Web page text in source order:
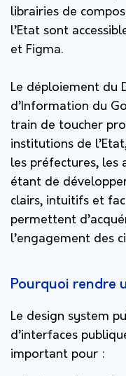
librairies de
l’Etat sont
et Figma.
Le déploiement du
d’Information du
train de toucher
institutions de
les préfectures, les
étant de
clairs, intuitifs et
permettent
l’engagement des
Pourquoi rendre
Le design system
d’interfaces
important pour :